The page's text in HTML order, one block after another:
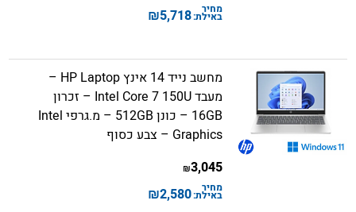
מחיר
באילת:5,718
₪
מחשב נייד 14 אינץ HP Laptop –
מעבד Intel Core 7 150U – זכרון
16GB – כונן 512GB – מ.גרפי Intel
Graphics – צבע כסוף
3,045
₪
מחיר
באילת:2,580
₪